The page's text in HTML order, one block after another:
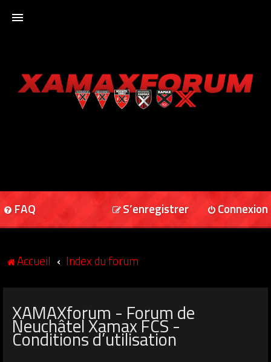
XAMAXFORUM
FAQ Connexion
S’enregistrer
Accueil Index du forum
XAMAXforum - Forum de
Neuchâtel Xamax FCS -
Conditions d’utilisation